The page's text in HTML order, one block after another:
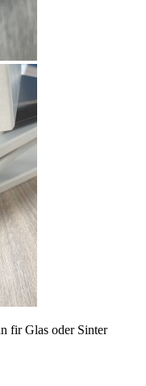
fir Glas oder Sinter